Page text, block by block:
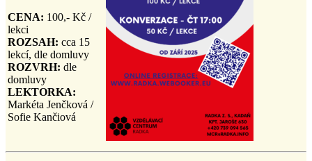
CENA: 100,- Kč /
lekci
ROZSAH: cca 15
lekcí, dle domluvy
ROZVRH: dle
domluvy
LEKTORKA:
Markéta Jenčková /
Sofie Kančiová